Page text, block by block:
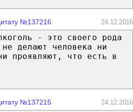
№137216 24.12.2016
- это своего рода
делают человека ни
проявляют, что есть в
№137215 24.12.2016